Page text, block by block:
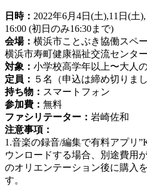
日時： 2022年6月4日(土),11日(土
16:00 (初日のみ16:30まで)
会場： 横浜市ことぶき協働スペ
横浜市寿町健康福祉交流センター
対象： 小学校高学年以上〜大人
定員： ５名（申込は締め切りまし
持ち物： スマートフォン
参加費： 無料
ファシリテーター： 岩崎佐和
注意事項：
1.音楽の録音/編集で有料アプリ
ウンロードする場合、別途費用
のオリエンテーション後に購入
す。